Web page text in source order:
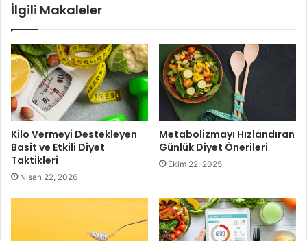
Ancak, geçmişte zayıflamayı denediyseniz, beslenme
tarzını değiştirmenin ve egzersiz yapmanın kolay
olmadığını biliyorsunuz. Bu yüzden uzmanlar en kolay
uyulabilecek ipuçlarını ve önerileri sunarlar.
Aşağıdaki diyet ve yaşam tarzı önerileri, sağlık ve zindelik
hedeflerinize ulaşmanıza yardımcı olabilir. Unutmayın, bu
sadece kilo vermekle ilgili değil, daha sağlıklı ve daha
mutlu bir hayat yaşamakla da ilgilidir.
İlgili Makaleler
Kilo Vermeyi Destekleyen
Basit ve Etkili Diyet
Taktikleri
Nisan 22, 2026
Metabolizmayı Hızlandıran
Günlük Diyet Önerileri
Ekim 22, 2025